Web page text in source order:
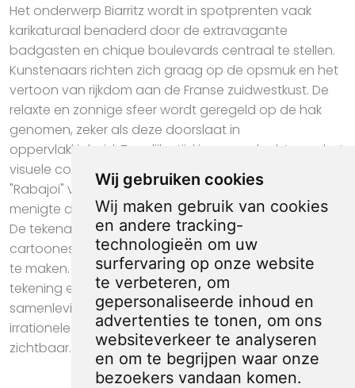
Wij gebruiken cookies
Wij maken gebruik van cookies
en andere tracking-
technologieën om uw
surfervaring op onze website
te verbeteren, om
gepersonaliseerde inhoud en
advertenties te tonen, om ons
websiteverkeer te analyseren
en om te begrijpen waar onze
bezoekers vandaan komen.
Het onderwerp Biarritz wordt in spotprenten vaak
karikaturaal benaderd door de extravagante
badgasten en chique boulevards centraal te stellen.
Kunstenaars richten zich graag op de opsmuk en het
vertoon van rijkdom aan de Franse zuidwestkust. De
relaxte en zonnige sfeer wordt geregeld op de hak
genomen, zeker als deze doorslaat in
oppervlakkigheid. Tegelijkertijd is er aandacht voor het
visuele contrast met de woeste zee en de surfcultuur.
"Rabajoi" vindt in spotprenten vaak vorm in een
menigte die met wilde kreten een situatie domineert.
De tekenaar gebruikt expressieve lijnen en
cartooneske uitvergrotingen om het rumoer voelbaar
te maken. Tegenstrijdige meningen botsen in de
tekening en verwijzen naar discussies in de
samenleving. Zo maken spotprenten de vaak
irrationele kanten van massale verontwaardiging
zichtbaar.